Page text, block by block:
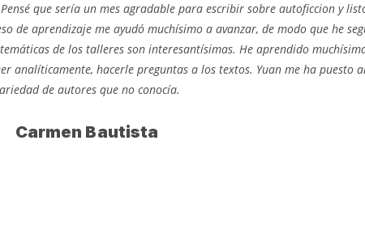
que sería un mes agradable para escribir sobre autoficcion y
de aprendizaje me ayudó muchísimo a avanzar, de modo que he
de los talleres son interesantísimas. He aprendido
analíticamente, hacerle preguntas a los textos. Yuan me ha puesto
de autores que no conocía.
Carmen Bautista